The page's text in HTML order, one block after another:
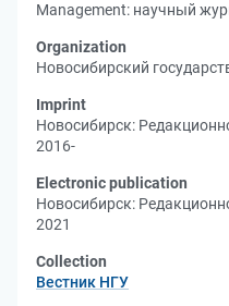
Management: научный
Organization
Новосибирский
Imprint
Новосибирск:
2016-
Electronic publication
Новосибирск:
2021
Collection
Вестник НГУ